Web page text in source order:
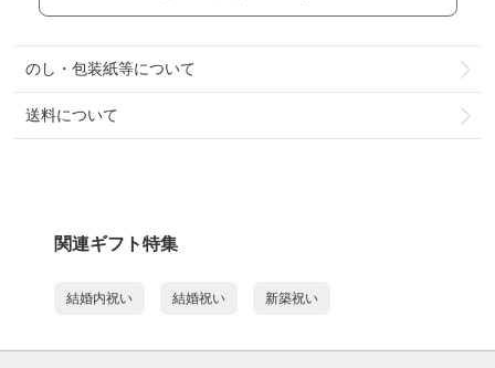
のし・包装紙等について
送料について
関連ギフト特集
結婚内祝い 結婚祝い 新築祝い